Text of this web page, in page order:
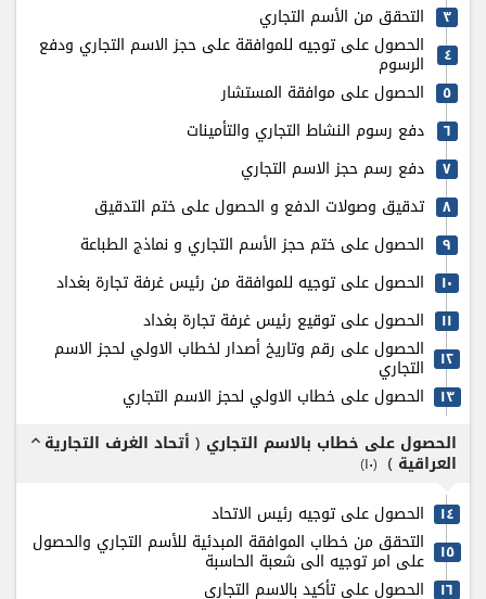
٣ التحقق من الأسم التجاري
٤ الحصول على توجيه للموافقة على حجز الاسم التجاري ودفع
الرسوم
٥ الحصول على موافقة المستشار
٦ دفع رسوم النشاط التجاري والتأمينات
٧ دفع رسم حجز الاسم التجاري
٨ تدقيق وصولات الدفع و الحصول على ختم التدقيق
٩ الحصول على ختم حجز الأسم التجاري و نماذج الطباعة
۱٠ الحصول على توجيه للموافقة من رئيس غرفة تجارة بغداد
۱۱ الحصول على توقيع رئيس غرفة تجارة بغداد
۱٢ الحصول على رقم وتاريخ أصدار لخطاب الاولي لحجز الاسم
التجاري
۱٣
الحصول على خطاب الاولي لحجز الاسم التجاري
الحصول على خطاب بالاسم التجاري ( أتحاد الغرف التجارية
العراقية ) (۱٠)
expand_less
۱٤ الحصول على توجيه رئيس الاتحاد
۱٥ التحقق من خطاب الموافقة المبدئية للأسم التجاري والحصول
على امر توجيه الى شعبة الحاسبة
۱٦ الحصول على تأكيد بالاسم التجاري